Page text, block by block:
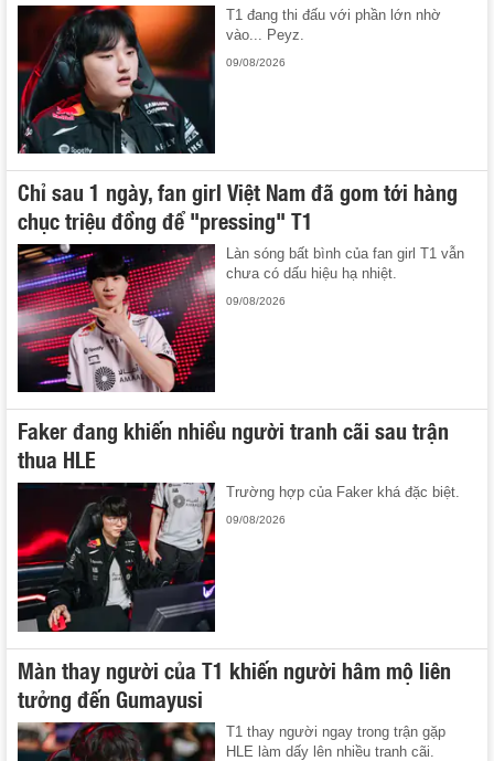
T1 đang thi đấu với phần lớn nhờ
vào... Peyz.
09/08/2026
Chỉ sau 1 ngày, fan girl Việt Nam đã gom tới hàng
chục triệu đồng để "pressing" T1
Làn sóng bất bình của fan girl T1 vẫn
chưa có dấu hiệu hạ nhiệt.
09/08/2026
Faker đang khiến nhiều người tranh cãi sau trận
thua HLE
Trường hợp của Faker khá đặc biệt.
09/08/2026
Màn thay người của T1 khiến người hâm mộ liên
tưởng đến Gumayusi
T1 thay người ngay trong trận gặp
HLE làm dấy lên nhiều tranh cãi.